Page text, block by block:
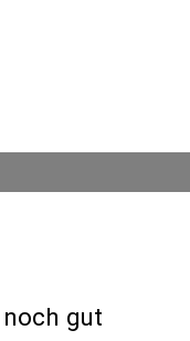
gut